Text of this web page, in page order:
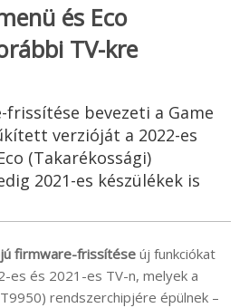
és Eco
TV-kre
bevezeti a Game
verzióját a 2022-es
(Takarékossági)
2021-es készülékek is
firmware-frissítése új funkciókat
es és 2021-es TV-n, melyek a
rendszerchipjére épülnek –